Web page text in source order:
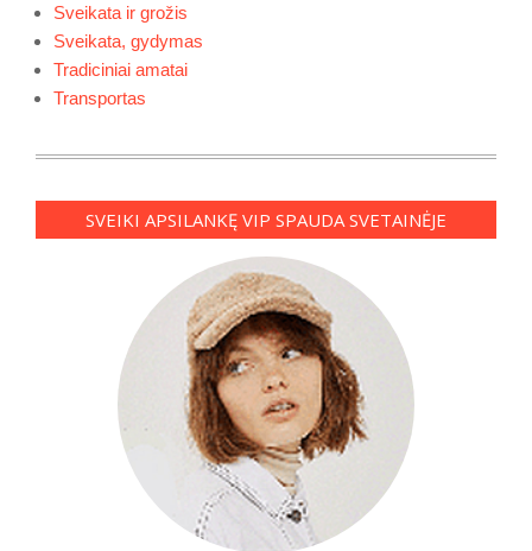
Sveikata ir grožis
Sveikata, gydymas
Tradiciniai amatai
Transportas
SVEIKI APSILANKĘ VIP SPAUDA SVETAINĖJE